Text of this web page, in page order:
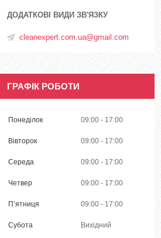
cleanexpert.com.ua@gmail.com
ГРАФІК РОБОТИ
Понеділок 09:00 17:00
Вівторок 09:00 17:00
Середа 09:00 17:00
Четвер 09:00 17:00
Пʼятниця 09:00 17:00
Субота Вихідний